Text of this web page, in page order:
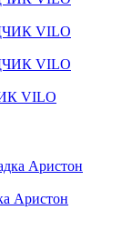
VILO
Аристон